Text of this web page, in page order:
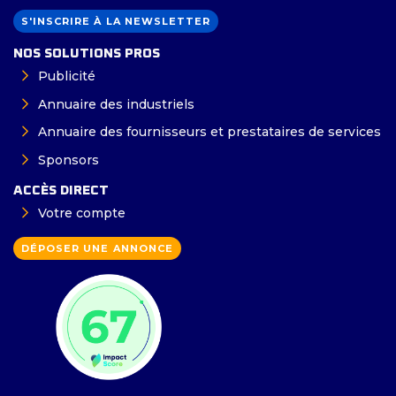
S'INSCRIRE À LA NEWSLETTER
NOS SOLUTIONS PROS
Publicité
Annuaire des industriels
Annuaire des fournisseurs et prestataires de services
Sponsors
ACCÈS DIRECT
Votre compte
DÉPOSER UNE ANNONCE